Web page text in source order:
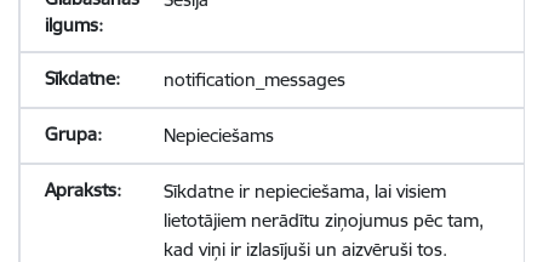
notification_messages
Nepieciešams
Sīkdatne ir nepieciešama, lai visiem
lietotājiem nerādītu ziņojumus pēc tam,
kad viņi ir izlasījuši un aizvēruši tos.